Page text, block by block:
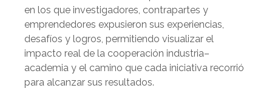
en los que investigadores, contrapartes y
emprendedores expusieron sus experiencias,
desafíos y logros, permitiendo visualizar el
impacto real de la cooperación industria–
academia y el camino que cada iniciativa recorrió
para alcanzar sus resultados.